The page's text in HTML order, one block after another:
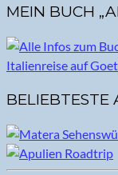
MEIN BUCH
BELIEBTESTE